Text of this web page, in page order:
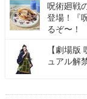
呪術廻戦
登場！『
るぞ〜！
【劇場
ュアル解